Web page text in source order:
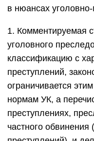
в нюансах
1. Комментируемая
уголовного
классификацию с
преступлений,
ограничивается
нормам УК, а
преступлениях,
частного обвинения